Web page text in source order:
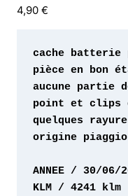
4,90 €
origine piaggio